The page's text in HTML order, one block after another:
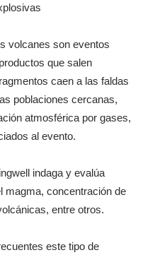
volcanes son eventos
que salen
caen a las faldas
poblaciones cercanas,
atmosférica por gases,
al evento.
indaga y evalúa
magma, concentración de
entre otros.
este tipo de